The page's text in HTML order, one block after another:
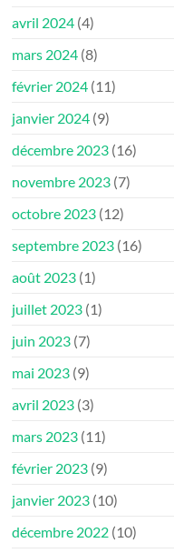
avril 2024 (4)
mars 2024 (8)
février 2024 (11)
janvier 2024 (9)
décembre 2023 (16)
novembre 2023 (7)
octobre 2023 (12)
septembre 2023 (16)
août 2023 (1)
juillet 2023 (1)
juin 2023 (7)
mai 2023 (9)
avril 2023 (3)
mars 2023 (11)
février 2023 (9)
janvier 2023 (10)
décembre 2022 (10)